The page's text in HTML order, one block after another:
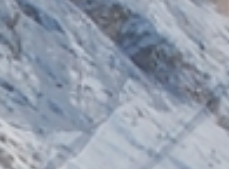
Gastronomia
& piacere